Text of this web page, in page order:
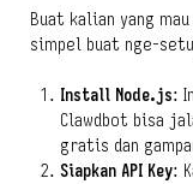
Buat kalian yang
simpel buat nge-
Install Node.js:
Clawdbot bisa
gratis dan
Siapkan API Key: